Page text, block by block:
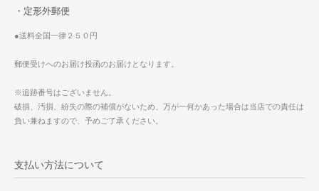
・定形外郵便
●送料全国一律２５０円
郵便受けへのお届け投函のお届けとなります。
※追跡番号はございません。
破損、汚損、紛失の際の補償がないため、万が一何かあった場合は当店での責任は
負い兼ねますので、予めご了承ください。
支払い方法について